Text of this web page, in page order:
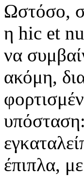
Ωστόσο,
η hic et
να
ακόμη,
έπιπλα,